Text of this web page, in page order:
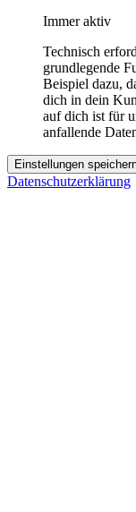
Immer aktiv
Technisch
grundlegende
Beispiel dazu,
dich in dein
auf dich ist für
anfallende
Einstellungen
Datenschutzerklärung